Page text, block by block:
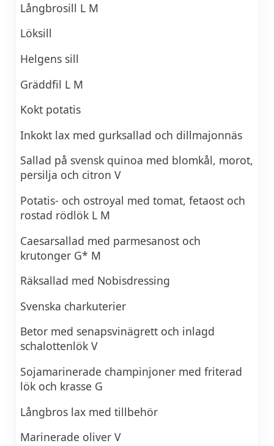
Långbrosill L M
Löksill
Helgens sill
Gräddfil L M
Kokt potatis
Inkokt lax med gurksallad och dillmajonnäs
Sallad på svensk quinoa med blomkål, morot,
persilja och citron V
Potatis- och ostroyal med tomat, fetaost och
rostad rödlök L M
Caesarsallad med parmesanost och
krutonger G* M
Räksallad med Nobisdressing
Svenska charkuterier
Betor med senapsvinägrett och inlagd
schalottenlök V
Sojamarinerade champinjoner med friterad
lök och krasse G
Långbros lax med tillbehör
Marinerade oliver V